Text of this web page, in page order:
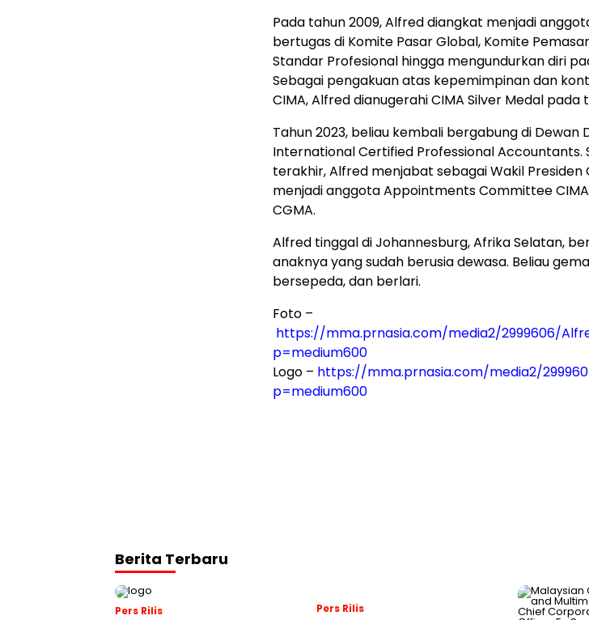
Pada tahun 2009, Alfred diangkat menjadi
bertugas di Komite Pasar Global, Komite
Standar Profesional hingga mengundurkan diri
Sebagai pengakuan atas kepemimpinan dan
CIMA, Alfred dianugerahi CIMA Silver Medal pada
Tahun 2023, beliau kembali bergabung di Dewan
International Certified Professional Accountants.
terakhir, Alfred menjabat sebagai Wakil Presiden
menjadi anggota Appointments Committee
CGMA.
Alfred tinggal di Johannesburg, Afrika Selatan,
anaknya yang sudah berusia dewasa. Beliau
bersepeda, dan berlari.
Foto –
https://mma.prnasia.com/media2/2999606/
p=medium600
Logo – https://mma.prnasia.com/media2/
p=medium600
Berita Terbaru
Pers Rilis Pers Rilis